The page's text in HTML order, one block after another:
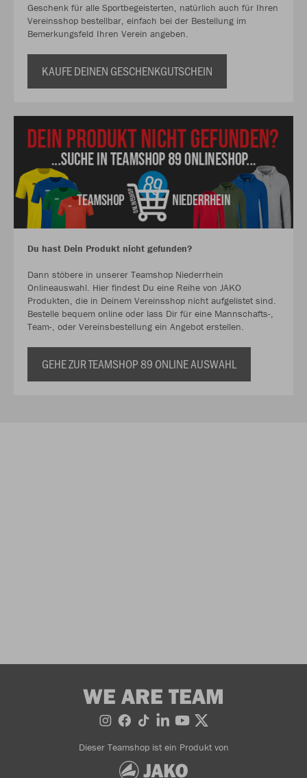
Geschenk für alle Sportbegeisterten, natürlich auch für Ihren
Vereinsshop bestellbar, einfach bei der Bestellung im
Bemerkungsfeld Ihren Verein angeben.
KAUFE DEINEN GESCHENKGUTSCHEIN
Du hast Dein Produkt nicht gefunden?
Dann stöbere in unserer Teamshop Niederrhein
Onlineauswahl. Hier findest Du eine Reihe von JAKO
Produkten, die in Deinem Vereinsshop nicht aufgelistet sind.
Bestelle bequem online oder lass Dir für eine Mannschafts-,
Team-, oder Vereinsbestellung ein Angebot erstellen.
GEHE ZUR TEAMSHOP 89 ONLINE AUSWAHL
WE ARE TEAM
Dieser Teamshop ist ein Produkt von